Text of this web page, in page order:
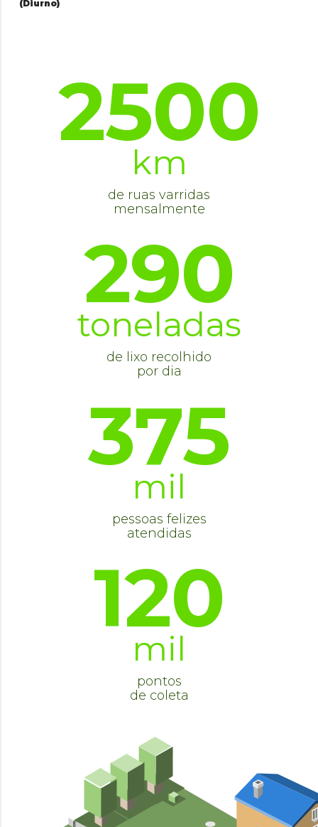
(Diurno)
2500
km
de ruas varridas
mensalmente
290
toneladas
de lixo recolhido
por dia
375
mil
pessoas felizes
atendidas
120
mil
pontos
de coleta